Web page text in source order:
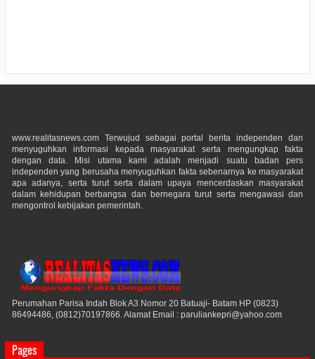
www.realitasnews.com Terwujud sebagai portal berita independen dan
menyuguhkan informasi kepada masyarakat serta mengungkap fakta
dengan data. Misi utama kami adalah menjadi suatu badan pers
independen yang berusaha menyuguhkan fakta sebenarnya ke masyarakat
apa adanya, serta turut serta dalam upaya mencerdaskan masyarakat
dalam kehidupan berbangsa dan bernegara turut serta mengawasi dan
mengontrol kebijakan pemerintah.
Perumahan Parisa Indah Blok A3 Nomor 20 Batuaji- Batam HP (0823)
86494486, (0812)70197866. Alamat Email : paruliankepri@yahoo.com
Pages